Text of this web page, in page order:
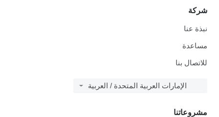
شركة
نبذة عنا
مساعدة
للاتصال بنا
الإمارات العربية المتحدة / العربية
مشروعاتنا